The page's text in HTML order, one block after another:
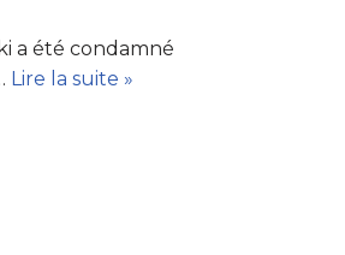
a été condamné
Lire la suite »